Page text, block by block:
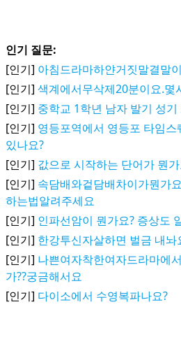
인기 질문:
[인기] 아침드라마하얀거짓말결말
[인기] 색계에서무삭제20분이요.몇
[인기] 중학교 1학년 남자 발기 성기
[인기] 영등포역에서 영등포 타임
있나요?
[인기] 값으로 시작하는 단어가 뭔
[인기] 속담배와겉담배차이가뭔가
하는법알려주세요
[인기] 인파선암이 뭔가요? 증상도
[인기] 한강투신자살하면 벌금 내놔
[인기] 나쁜여자착한여자드라마에
가??궁금해서요
[인기] 다이소에서 수영복파나요?